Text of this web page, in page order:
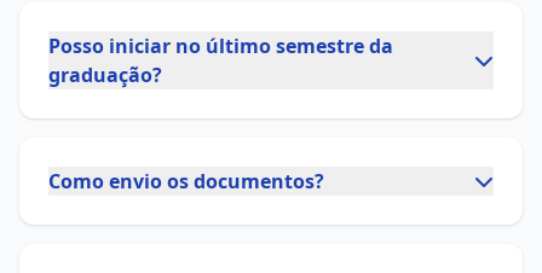
Posso iniciar no último semestre da
graduação?
Como envio os documentos?